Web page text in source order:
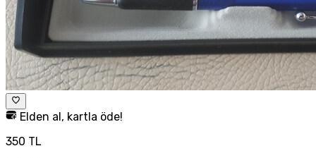
Elden al, kartla öde!
350 TL